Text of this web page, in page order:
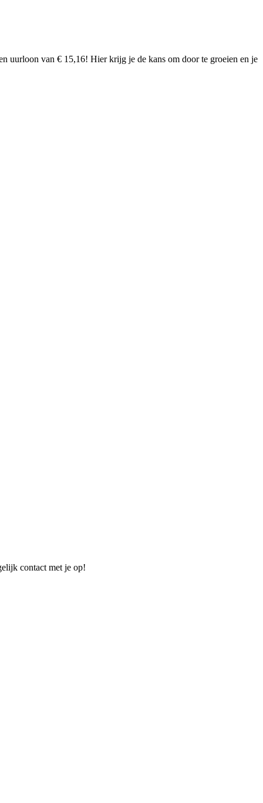
uurloon van € 15,16! Hier krijg je de kans om door te groeien en je
contact met je op!